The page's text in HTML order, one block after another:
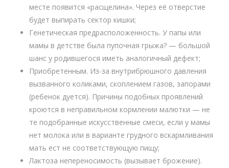
месте появится «расщелина». Через её отверстие
будет выпирать сектор кишки;
Генетическая предрасположенность. У папы или
мамы в детстве была пупочная грыжа? — большой
шанс у родившегося иметь аналогичный дефект;
Приобретенным. Из-за внутрибрюшного давления
вызванного коликами, скоплением газов, запорами
(ребенок дуется). Причины подобных проявлений
кроются в неправильном кормлении малютки — не
те подобранные искусственные смеси, если у мамы
нет молока или в варианте грудного вскармливания
мать ест не соответствующую пищу;
Лактоза непереносимость (вызывает брожение).